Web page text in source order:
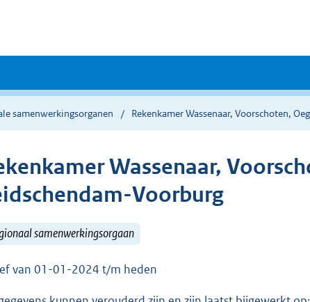
samenwerkingsorganen Rekenkamer Wassenaar, Voorschoten,
Wassenaar,
Voorburg
samenwerkingsorgaan
van 01-01-2024 t/m heden